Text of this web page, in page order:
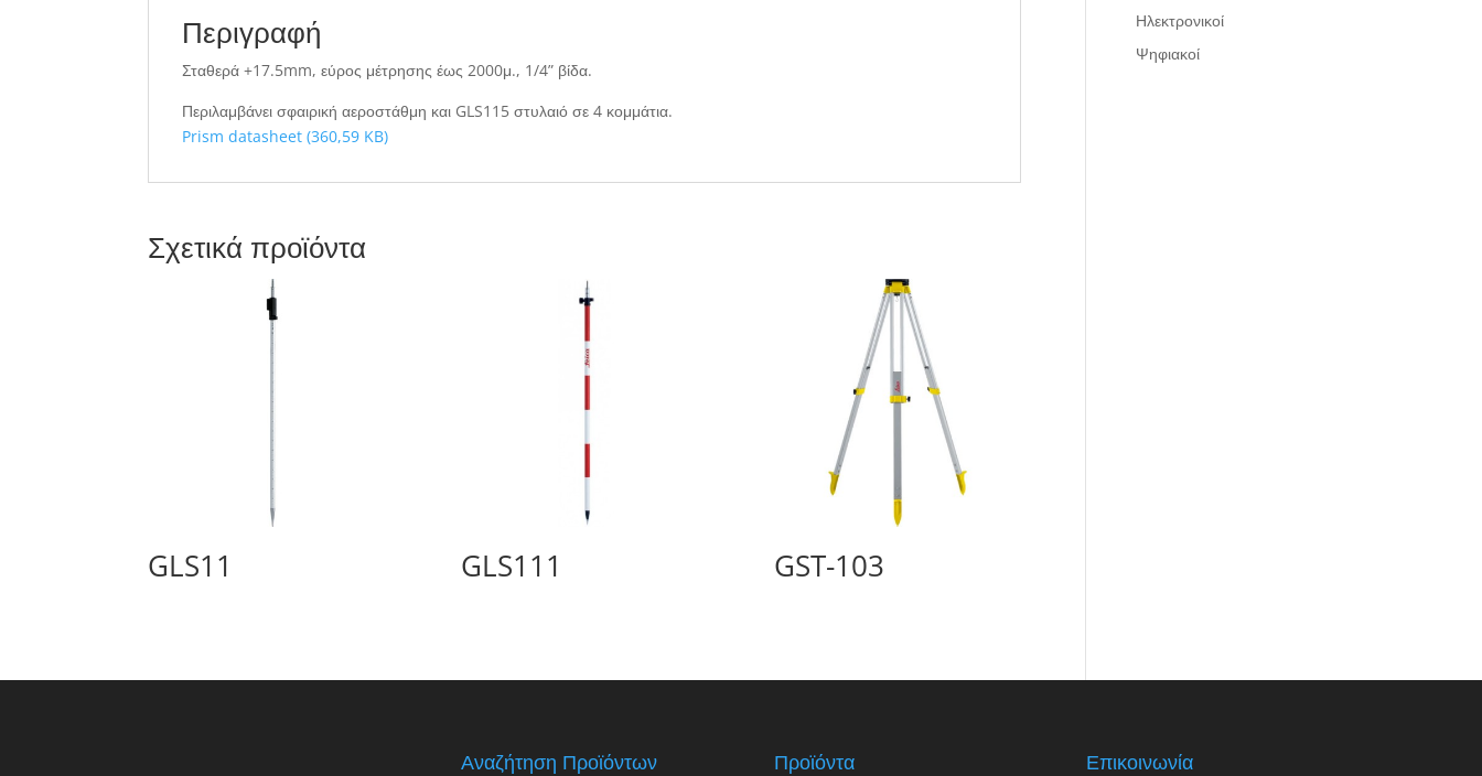
Περιγραφή
Σταθερά +17.5mm, εύρος μέτρησης έως 2000μ., 1/4” βίδα.
Περιλαμβάνει σφαιρική αεροστάθμη και GLS115 στυλαιό σε 4 κομμάτια.
Prism datasheet (360,59 KB)
Σχετικά προϊόντα
GLS11 GLS111 GST-103
Ηλεκτρονικοί
Ψηφιακοί
Αναζήτηση Προϊόντων Προϊόντα Επικοινωνία